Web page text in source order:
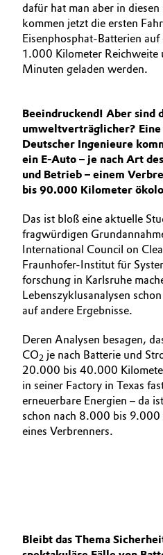
dafür hat man aber in
kommen jetzt die ersten
Eisenphosphat-Batterien
1.000 Kilometer Reichweite
Minuten geladen werden.
Beeindruckend! Aber sind
umweltverträglicher? Eine
Deutscher Ingenieure
ein E‑Auto – je nach Art
und Betrieb – einem
bis 90.000 Kilometer
Das ist bloß eine aktuelle
fragwürdigen
International Council on
Fraunhofer-Institut für
forschung in Karlsruhe
Lebenszyklusanalysen
auf andere Ergebnisse.
Deren Analysen besagen,
CO2 je nach Batterie und
20.000 bis 40.000
in seiner Factory in Texas
erneuerbare Energien – da
schon nach 8.000 bis 9.000
eines Verbrenners.
Bleibt das Thema